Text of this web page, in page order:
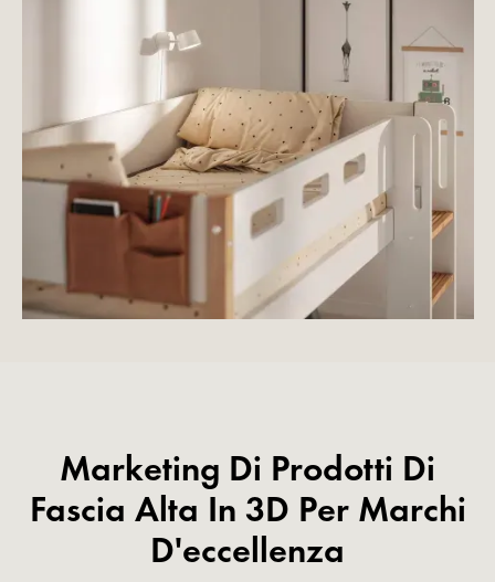
Marketing Di Prodotti Di
Fascia Alta In 3D Per Marchi
D'eccellenza